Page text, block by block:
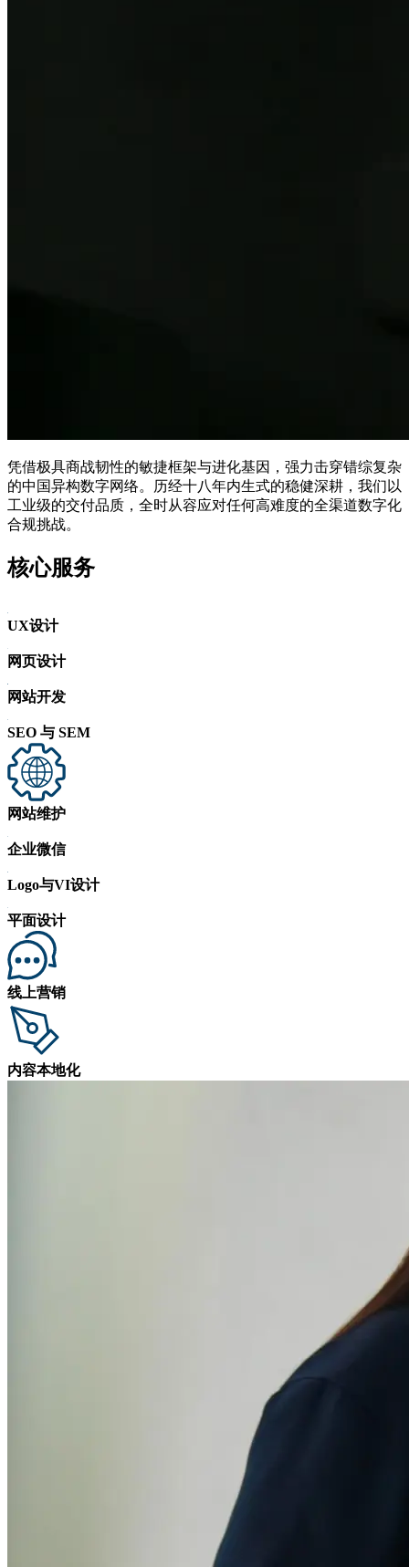
凭借极具商战韧性的敏捷框架与进化基因，强力击穿错综复杂
的中国异构数字网络。历经十八年内生式的稳健深耕，我们以
工业级的交付品质，全时从容应对任何高难度的全渠道数字化
合规挑战。
核心服务
UX设计
网页设计
网站开发
SEO 与 SEM
网站维护
企业微信
Logo与VI设计
平面设计
线上营销
内容本地化